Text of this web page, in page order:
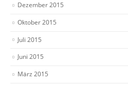
Dezember 2015
Oktober 2015
Juli 2015
Juni 2015
März 2015